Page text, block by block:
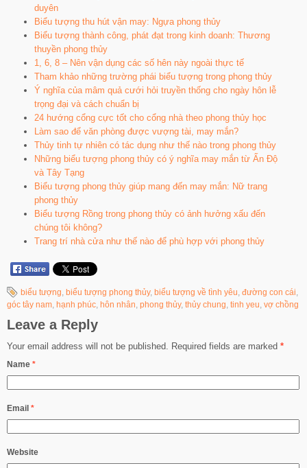
duyên
Biểu tượng thu hút vận may: Ngựa phong thủy
Biểu tượng thành công, phát đạt trong kinh doanh: Thương
thuyền phong thủy
1, 6, 8 – Nên vận dụng các số hên này ngoài thực tế
Tham khảo những trường phái biểu tượng trong phong thủy
Ý nghĩa của mâm quả cưới hỏi truyền thống cho ngày hôn lễ
trọng đại và cách chuẩn bị
24 hướng cổng cực tốt cho cổng nhà theo phong thủy học
Làm sao để văn phòng được vượng tài, may mắn?
Thủy tinh tự nhiên có tác dụng như thế nào trong phong thủy
Những biểu tượng phong thủy có ý nghĩa may mắn từ Ấn Độ
và Tây Tạng
Biểu tượng phong thủy giúp mang đến may mắn: Nữ trang
phong thủy
Biểu tượng Rồng trong phong thủy có ảnh hưởng xấu đến
chúng tôi không?
Trang trí nhà cửa như thế nào để phù hợp với phong thủy
biểu tượng, biểu tượng phong thủy, biểu tượng về tình yêu, đường con cái,
góc tây nam, hạnh phúc, hôn nhân, phong thủy, thủy chung, tinh yeu, vợ chồng
Leave a Reply
Your email address will not be published. Required fields are marked *
Name *
Email *
Website